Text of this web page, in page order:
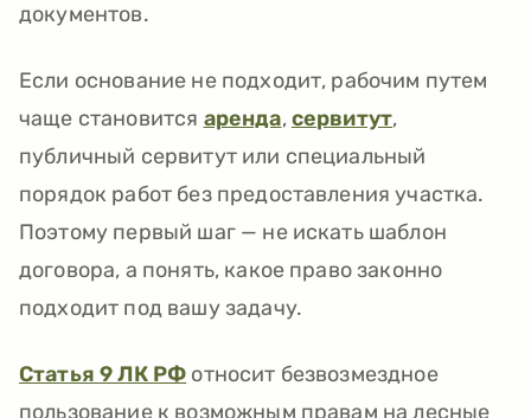
документов.
Если основание не подходит, рабочим путем
чаще становится аренда,сервитут,
публичный сервитут или специальный
порядок работ без предоставления участка.
Поэтому первый шаг — не искать шаблон
договора, а понять, какое право законно
подходит под вашу задачу.
Статья 9 ЛК РФ относит безвозмездное
пользование к возможным правам на лесные